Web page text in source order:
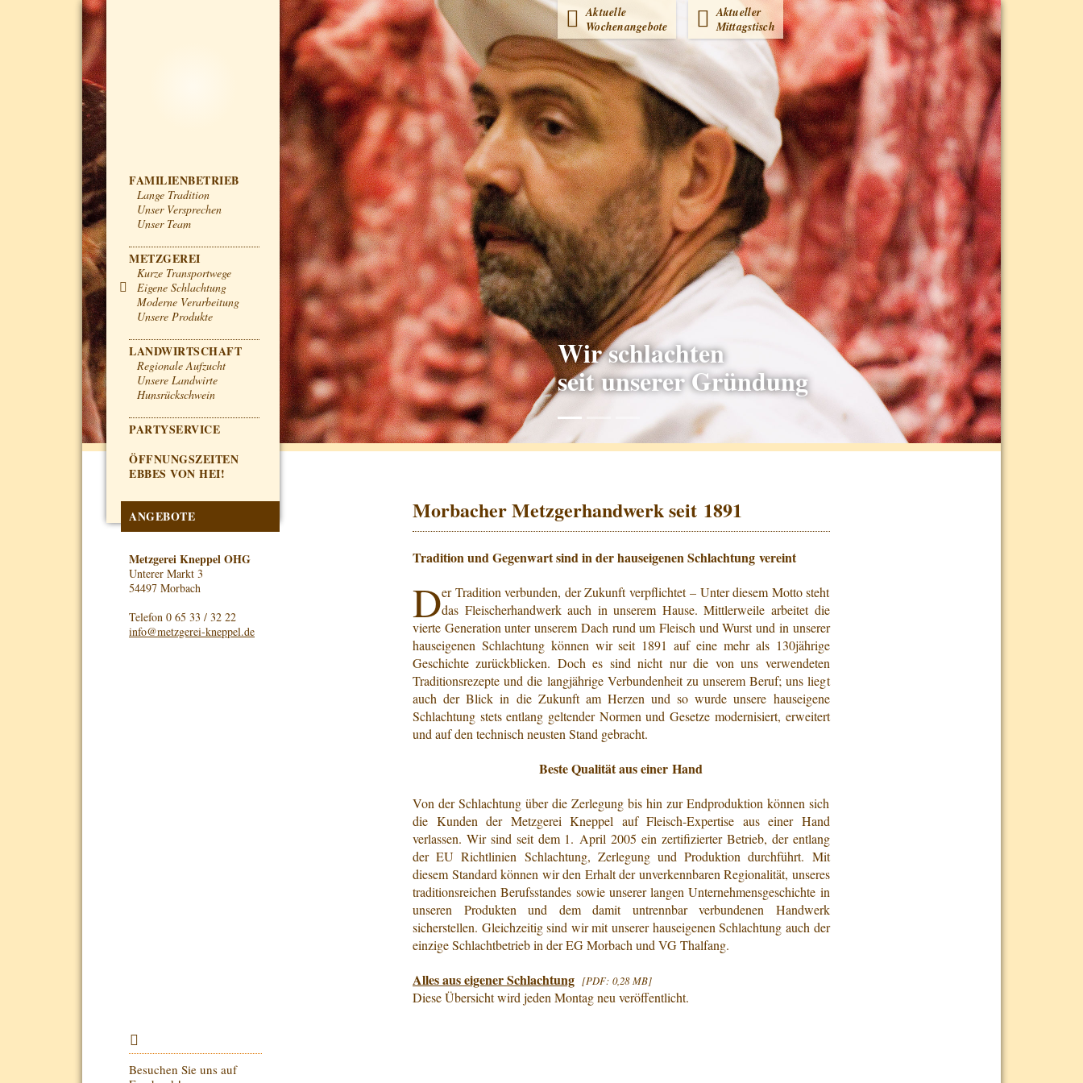
Metzgerei Kneppel OHG
FAMILIENBETRIEBMENÜ
Lange Tradition
Unser Versprechen
Unser Team
METZGEREI
Kurze Transportwege
Eigene Schlachtung
Moderne Verarbeitung
Unsere Produkte
LANDWIRTSCHAFT
Regionale Aufzucht
Unsere Landwirte
Hunsrückschwein
PARTYSERVICE
ÖFFNUNGSZEITEN
EBBES VON HEI!
ANGEBOTE
Metzgerei Kneppel OHG
Unterer Markt 3
54497 Morbach
Telefon 0 65 33 / 32 22
info@metzgerei-kneppel.de
Wir schlachten
seit unserer Gründung
Aktuelle
Wochenangebote
Aktueller
Mittagstisch
Morbacher Metzgerhandwerk seit 1891
Tradition und Gegenwart sind in der hauseigenen Schlachtung vereint
Der Tradition verbunden, der Zukunft verpflichtet – Unter diesem Motto steht
das Fleischerhandwerk auch in unserem Hause. Mittlerweile arbeitet die
vierte Generation unter unserem Dach rund um Fleisch und Wurst und in unserer
hauseigenen Schlachtung können wir seit 1891 auf eine mehr als 130jährige
Geschichte zurückblicken. Doch es sind nicht nur die von uns verwendeten
Traditionsrezepte und die langjährige Verbundenheit zu unserem Beruf; uns liegt
auch der Blick in die Zukunft am Herzen und so wurde unsere hauseigene
Schlachtung stets entlang geltender Normen und Gesetze modernisiert, erweitert
und auf den technisch neusten Stand gebracht.
Beste Qualität aus einer Hand
Von der Schlachtung über die Zerlegung bis hin zur Endproduktion können sich
die Kunden der Metzgerei Kneppel auf Fleisch-Expertise aus einer Hand
verlassen. Wir sind seit dem 1. April 2005 ein zertifizierter Betrieb, der entlang
der EU Richtlinien Schlachtung, Zerlegung und Produktion durchführt. Mit
diesem Standard können wir den Erhalt der unverkennbaren Regionalität, unseres
traditionsreichen Berufsstandes sowie unserer langen Unternehmensgeschichte in
unseren Produkten und dem damit untrennbar verbundenen Handwerk
sicherstellen. Gleichzeitig sind wir mit unserer hauseigenen Schlachtung auch der
einzige Schlachtbetrieb in der EG Morbach und VG Thalfang.
Alles aus eigener Schlachtung [PDF: 0,28 MB]
Diese Übersicht wird jeden Montag neu veröffentlicht.
Besuchen Sie uns auf